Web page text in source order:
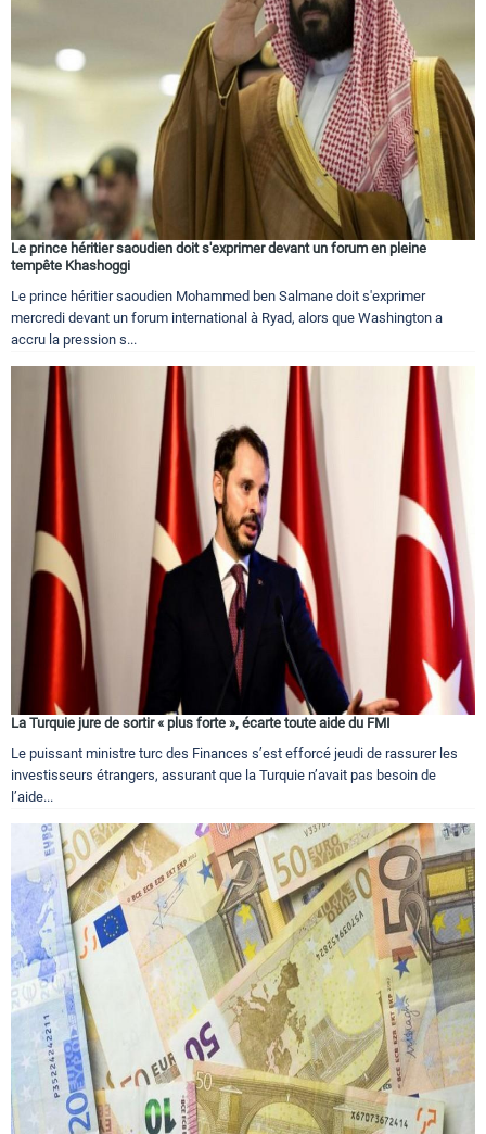
Le prince héritier saoudien doit s'exprimer devant un forum en pleine
tempête Khashoggi
Le prince héritier saoudien Mohammed ben Salmane doit s'exprimer
mercredi devant un forum international à Ryad, alors que Washington a
accru la pression s...
La Turquie jure de sortir « plus forte », écarte toute aide du FMI
Le puissant ministre turc des Finances s’est efforcé jeudi de rassurer les
investisseurs étrangers, assurant que la Turquie n’avait pas besoin de
l’aide...